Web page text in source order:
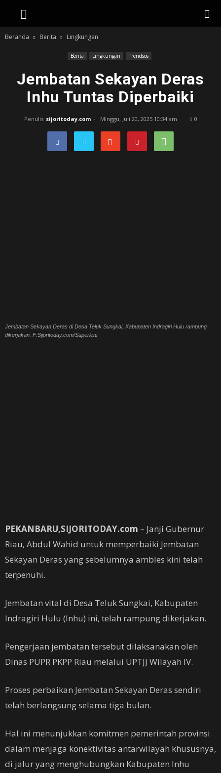
Beranda Berita Lingkungan
Berita Lingkungan Trendsos
Jembatan Sekayan Deras
Inhu Tuntas Diperbaiki
Penulis sijoritoday.com - Minggu, Juli 20, 2025 10:34 am 0
Jembatan Sekayan Deras di Desa Teluk Sungkai, Kabupaten Indragiri Hulu rampung
dikerjakan. F:Sijoritoday.com/Superleni
PEKANBARU,SIJORITODAY.com – Janji Gubernur
Riau, Abdul Wahid untuk memperbaiki Jembatan
Sekayan Deras yang sebelumnya ambles kini telah
terpenuhi.
Jembatan vital di Desa Teluk Sungkai, Kabupaten
Indragiri Hulu (Inhu) ini, telah rampung dikerjakan.
Pengerjaan jembatan tersebut dilaksanakan oleh
Dinas PUPR PKPP Riau melalui UPTJJ Wilayah IV.
Proses perbaikan Jembatan Sekayan Deras sendiri
telah berlangsung selama tiga bulan.
Hal ini menunjukkan komitmen pemerintah provinsi
dalam menjaga konektivitas antarwilayah khususnya,
di jalur yang menghubungkan Kabupaten Inhu